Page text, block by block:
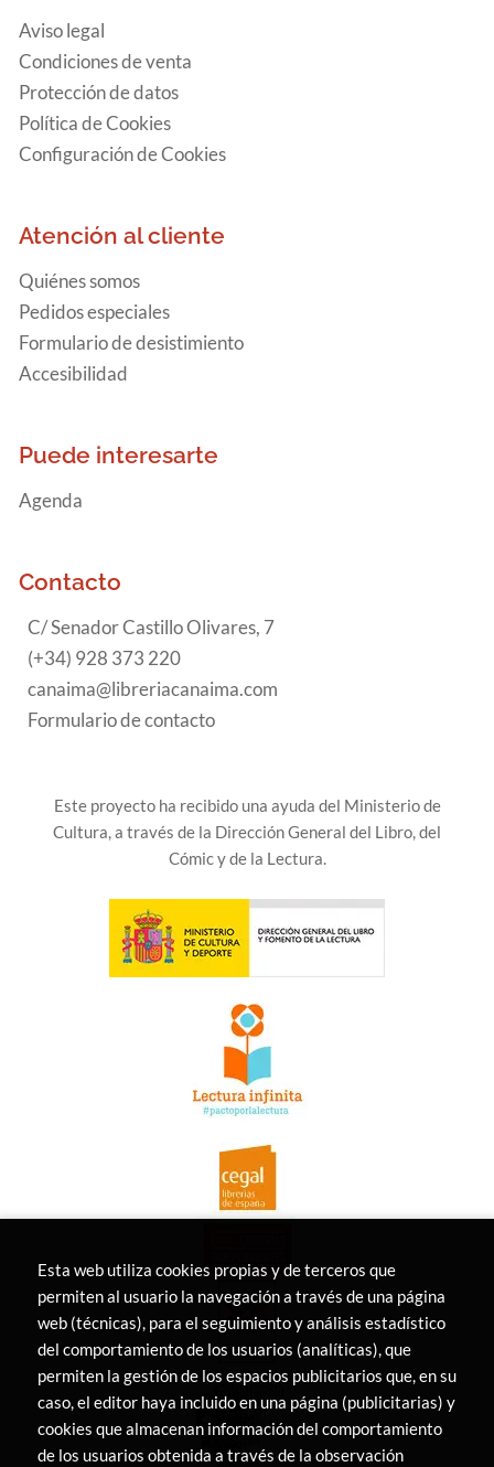
Aviso legal
Condiciones de venta
Protección de datos
Política de Cookies
Configuración de Cookies
Atención al cliente
Quiénes somos
Pedidos especiales
Formulario de desistimiento
Accesibilidad
Puede interesarte
Agenda
Contacto
C/ Senador Castillo Olivares, 7
(+34) 928 373 220
canaima@libreriacanaima.com
Formulario de contacto
Este proyecto ha recibido una ayuda del Ministerio de
Cultura, a través de la Dirección General del Libro, del
Cómic y de la Lectura.
Esta web utiliza cookies propias y de terceros que
permiten al usuario la navegación a través de una página
web (técnicas), para el seguimiento y análisis estadístico
del comportamiento de los usuarios (analíticas), que
permiten la gestión de los espacios publicitarios que, en su
caso, el editor haya incluido en una página (publicitarias) y
cookies que almacenan información del comportamiento
de los usuarios obtenida a través de la observación